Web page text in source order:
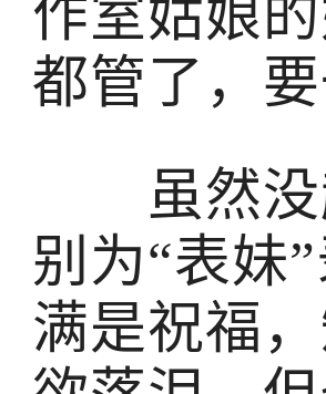
作室姑娘
都管了，
虽然没
别为“表妹
满是祝福